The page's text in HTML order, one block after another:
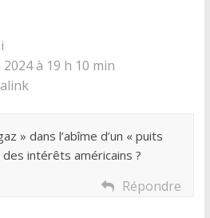
à 19 h 10 min
» dans l’abîme d’un « puits
intérêts américains ?
Répondre